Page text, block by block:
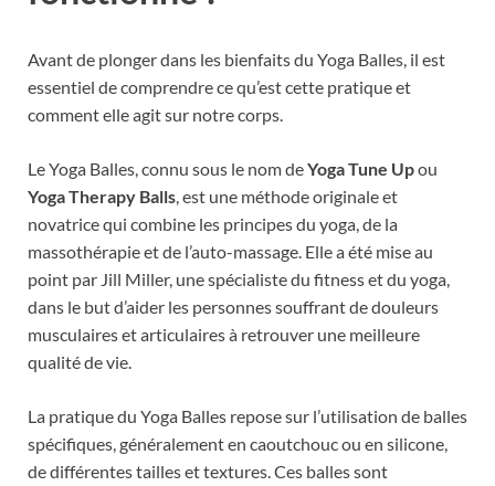
Avant de plonger dans les bienfaits du Yoga Balles, il est
essentiel de comprendre ce qu’est cette pratique et
comment elle agit sur notre corps.
Le Yoga Balles, connu sous le nom deYoga Tune Upou
Yoga Therapy Balls, est une méthode originale et
novatrice qui combine les principes du yoga, de la
massothérapie et de l’auto-massage. Elle a été mise au
point par Jill Miller, une spécialiste du fitness et du yoga,
dans le but d’aider les personnes souffrant de douleurs
musculaires et articulaires à retrouver une meilleure
qualité de vie.
La pratique du Yoga Balles repose sur l’utilisation de balles
spécifiques, généralement en caoutchouc ou en silicone,
de différentes tailles et textures. Ces balles sont